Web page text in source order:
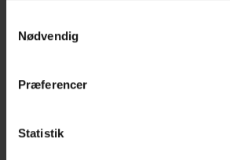
tilbage eller ændre indstillinger fra vores
"Cookiedeklaration", eller ved at
Indsamle præcise oplysninger
Nødvendig
Præferencer
Statistik